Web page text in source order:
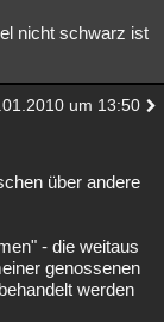
nicht schwarz ist
um 13:50
über andere
- die weitaus
genossenen
werden